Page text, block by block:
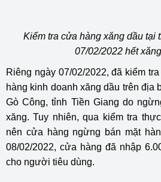
Kiểm tra cửa hàng xăng dầu tại
07/02/2022 hết
Riêng ngày 07/02/2022, đã kiểm
hàng kinh doanh xăng dầu trên địa
Gò Công, tỉnh Tiền Giang do
xăng. Tuy nhiên, qua kiểm tra
nên cửa hàng ngừng bán mặt
08/02/2022, cửa hàng đã nhập
cho người tiêu dùng.